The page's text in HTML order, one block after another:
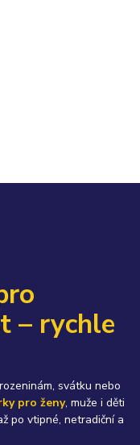
– rychle
svátku nebo
pro ženy, muže i děti
po vtipné, netradiční a